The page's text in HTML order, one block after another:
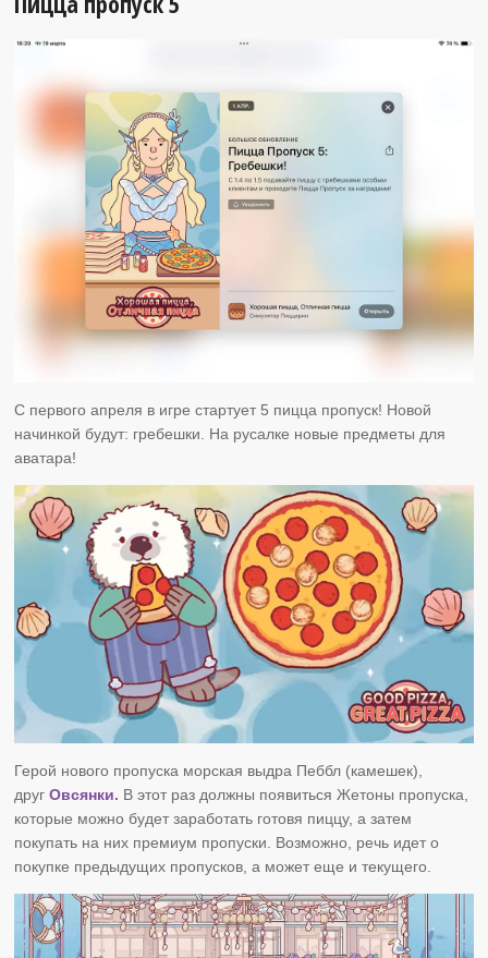
С первого апреля в игре стартует 5 пицца пропуск! Новой
начинкой будут: гребешки. На русалке новые предметы для
аватара!
Герой нового пропуска морская выдра Пеббл (камешек),
другОвсянки. В этот раз должны появиться Жетоны пропуска,
которые можно будет заработать готовя пиццу, а затем
покупать на них премиум пропуски. Возможно, речь идет о
покупке предыдущих пропусков, а может еще и текущего.